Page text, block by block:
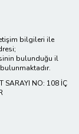
bilgileri ile
bulunduğu il
SARAYI NO: 108 İÇ